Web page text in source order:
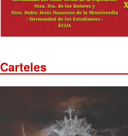
Carteles